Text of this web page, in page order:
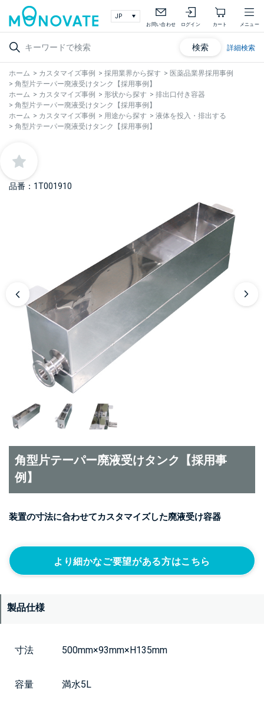
お問い合わせ ログイン カート メニュー
検索 詳細検索
ホーム > カスタマイズ事例 > 採用業界から探す > 医薬品業界採用事例
> 角型片テーパー廃液受けタンク【採用事例】
ホーム > カスタマイズ事例 > 形状から探す > 排出口付き容器
> 角型片テーパー廃液受けタンク【採用事例】
ホーム > カスタマイズ事例 > 用途から探す > 液体を投入・排出する
> 角型片テーパー廃液受けタンク【採用事例】
品番：1T001910
角型片テーパー廃液受けタンク【採用事
例】
装置の寸法に合わせてカスタマイズした廃液受け容器
より細かなご要望がある方はこちら
製品仕様
寸法 500mm×93mm×H135mm
容量 満水5L